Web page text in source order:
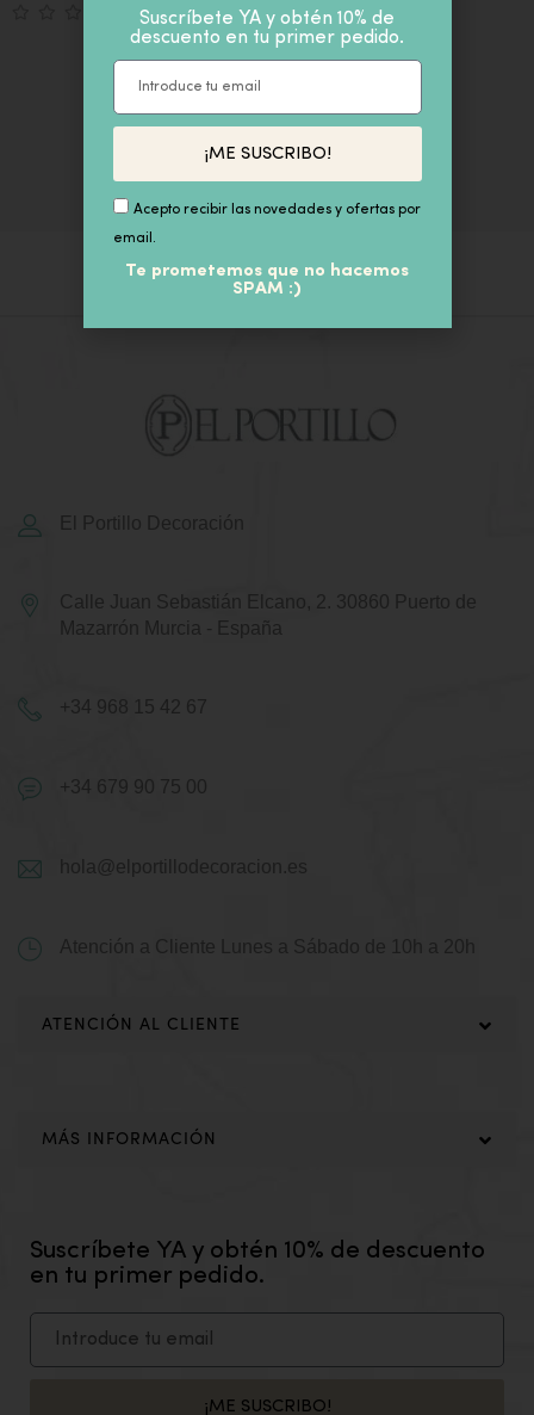
38x38x64 cm
124,90€ IVA inc
El Portillo Decoración
Calle Juan Sebastián Elcano, 2. 30860 Puerto de
Mazarrón
Murcia - España
+34 968 15 42 67
+34 679 90 75 00
hola@elportillodecoracion.es
Atención a Cliente Lunes a Sábado de 10h a 20h
ATENCIÓN AL CLIENTE
MÁS INFORMACIÓN
Suscríbete YA y obtén 10% de descuento
en tu primer pedido.
¡ME SUSCRIBO!
Suscríbete YA y obtén 10% de
descuento en tu primer pedido.
Acepto recibir las novedades y ofertas por
email.
¡ME SUSCRIBO!
Te prometemos que no hacemos
SPAM :)